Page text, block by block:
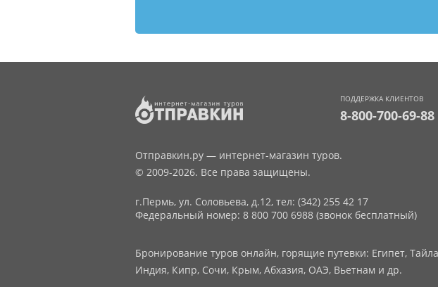
ПОДДЕРЖКА КЛИЕНТОВ
8-800-700-69-88
Отправкин.ру — интернет-магазин туров.
© 2009-2026. Все права защищены.
г.Пермь, ул. Соловьева, д.12, тел: (342) 255 42 17
Федеральный номер: 8 800 700 6988 (звонок бесплатный)
Бронирование туров онлайн, горящие путевки: Египет,
Индия, Кипр, Сочи, Крым, Абхазия, ОАЭ, Вьетнам и др.